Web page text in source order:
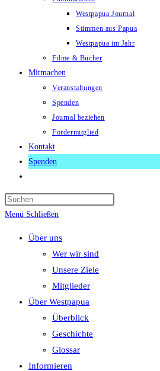
Westpapua Journal
Stimmen aus Papua
Westpapua im Jahr
Filme & Bücher
Mitmachen
Veranstaltungen
Spenden
Journal beziehen
Fördermitglied
Kontakt
Spenden
umschalten
Menü Schließen
Über uns
Wer wir sind
Unsere Ziele
Mitglieder
Über Westpapua
Überblick
Geschichte
Glossar
Informieren